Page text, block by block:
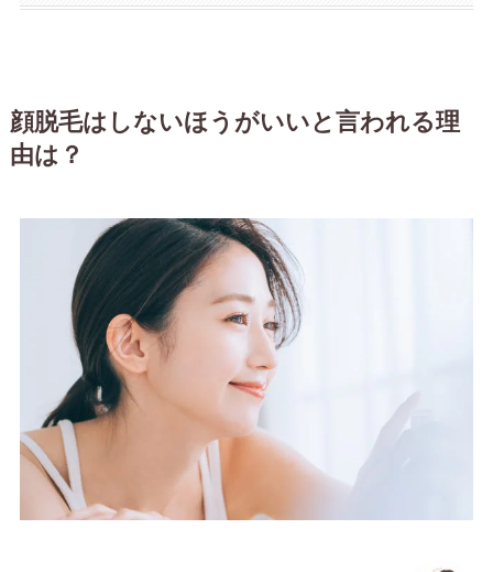
顔脱毛はしないほうがいいと言われる理
由は？